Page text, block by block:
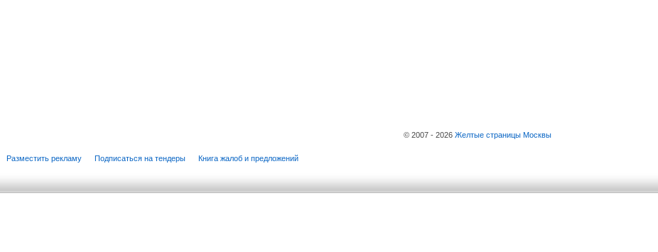
© 2007 - 2026 Желтые страницы Москвы
Разместить рекламу Подписаться на тендеры Книга жалоб и предложений